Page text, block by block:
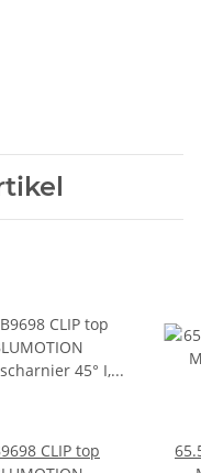
CLIP top